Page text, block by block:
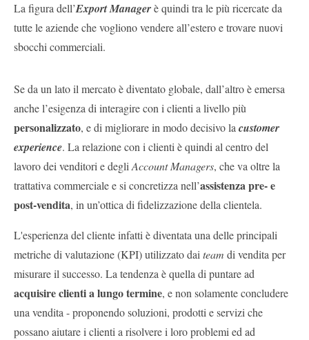
La figura dell’Export Managerè quindi tra le più ricercate da
tutte le aziende che vogliono vendere all’estero e trovare nuovi
sbocchi commerciali.
Se da un lato il mercato è diventato globale, dall’altro è emersa
anche l’esigenza di interagire con i clienti a livello più
personalizzato, e di migliorare in modo decisivo la customer
experience. La relazione con i clienti è quindi al centro del
lavoro dei venditori e degli Account Managers, che va oltre la
trattativa commerciale e si concretizza nell’assistenza pre- e
post-vendita, in un’ottica di fidelizzazione della clientela.
L'esperienza del cliente infatti è diventata una delle principali
metriche di valutazione (KPI) utilizzato dai team di vendita per
misurare il successo. La tendenza è quella di puntare ad
acquisire clienti a lungo termine, e non solamente concludere
una vendita - proponendo soluzioni, prodotti e servizi che
possano aiutare i clienti a risolvere i loro problemi ed ad